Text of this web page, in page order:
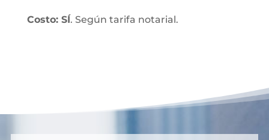
Costo: SÍ. Según tarifa notarial.